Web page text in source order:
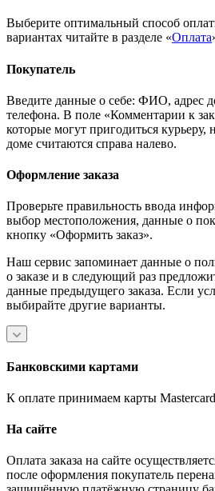
Выберите оптимальный способ
вариантах читайте в разделе «Оплата
Покупатель
Введите данные о себе: ФИО, адрес
телефона. В поле «Комментарии к
которые могут пригодиться курьеру,
доме считаются справа налево.
Оформление заказа
Проверьте правильность ввода
выбор местоположения, данные о
кнопку «Оформить заказ».
Наш сервис запоминает данные о
о заказе и в следующий раз
данные предыдущего заказа. Если
выбирайте другие варианты.
Банковскими картами
К оплате принимаем карты
На сайте
Оплата заказа на сайте
после оформления покупатель